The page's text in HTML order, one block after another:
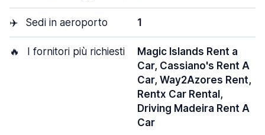
✈️ Sedi in aeroporto 1
🔥 I fornitori più richiesti
Magic Islands Rent a
Car, Cassiano's Rent A
Car, Way2Azores Rent,
Rentx Car Rental,
Driving Madeira Rent A
Car